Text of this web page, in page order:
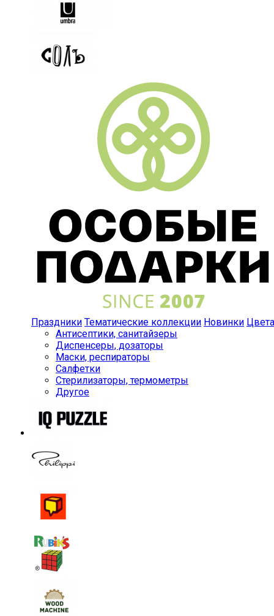
Праздники Тематические коллекции Новинки Цвета
Антисептики, санитайзеры
Диспенсеры, дозаторы
Маски, респираторы
Салфетки
Стерилизаторы, термометры
Другое